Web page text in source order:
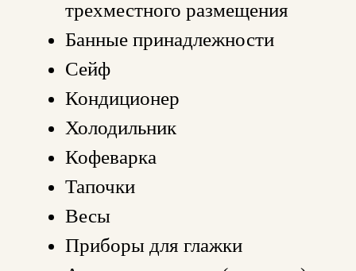
трехместного размещения
Банные принадлежности
Сейф
Кондиционер
Холодильник
Кофеварка
Тапочки
Весы
Приборы для глажки